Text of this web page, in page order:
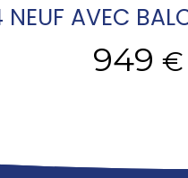
NEUF AVEC
949 €